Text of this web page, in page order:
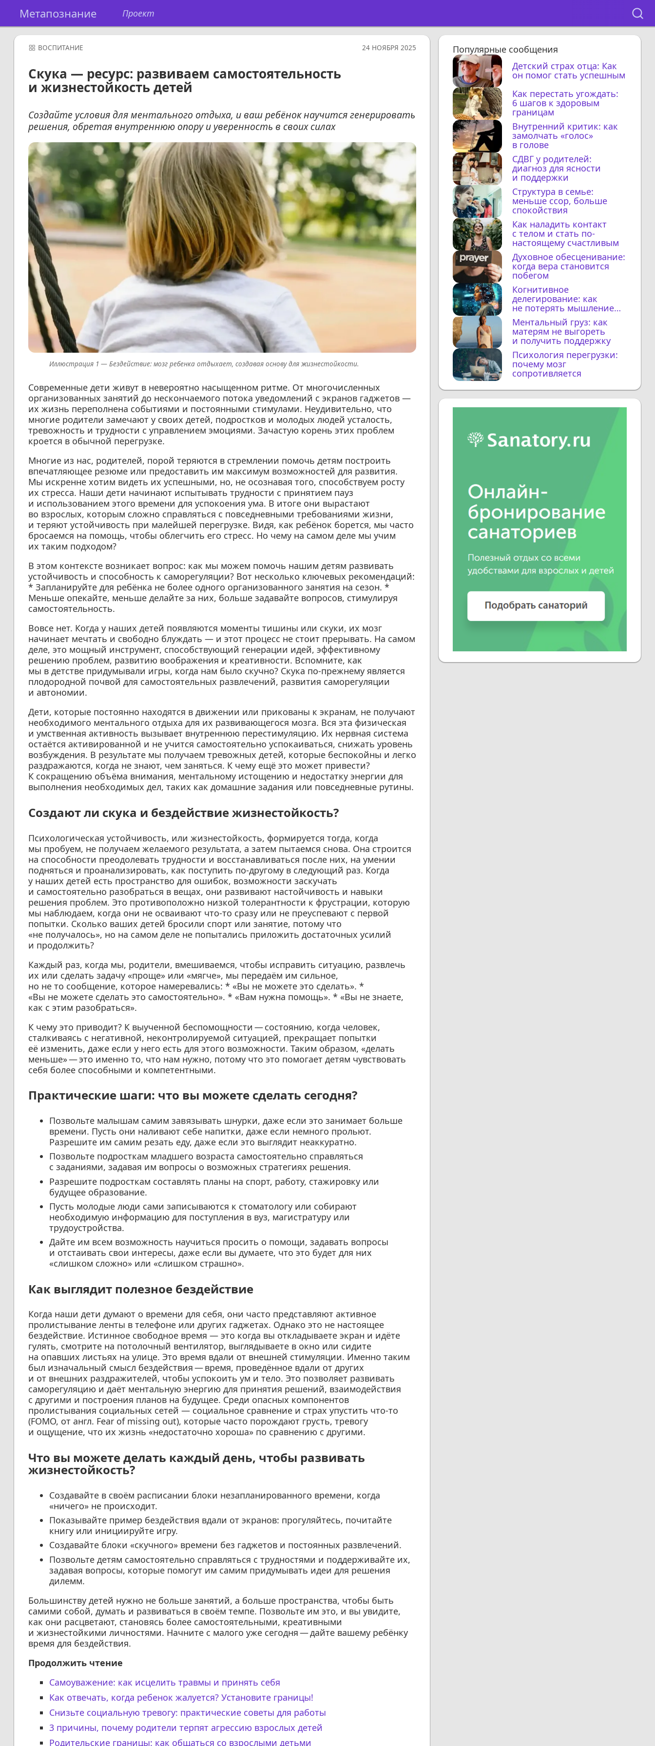
Метапознание Проект
ВОСПИТАНИЕ 24 НОЯБРЯ 2025
Скука — ресурс: развиваем самостоятельность
и жизнестойкость детей
Создайте условия для ментального отдыха, и ваш ребёнок научится генерировать
решения, обретая внутреннюю опору и уверенность в своих силах
Бездействие: мозг ребенка отдыхает, создавая основу для жизнестойкости.
Современные дети живут в невероятно насыщенном ритме. От многочисленных
организованных занятий до нескончаемого потока уведомлений с экранов гаджетов —
их жизнь переполнена событиями и постоянными стимулами. Неудивительно, что
многие родители замечают у своих детей, подростков и молодых людей усталость,
тревожность и трудности с управлением эмоциями. Зачастую корень этих проблем
кроется в обычной перегрузке.
Многие из нас, родителей, порой теряются в стремлении помочь детям построить
впечатляющее резюме или предоставить им максимум возможностей для развития.
Мы искренне хотим видеть их успешными, но, не осознавая того, способствуем росту
их стресса. Наши дети начинают испытывать трудности с принятием пауз
и использованием этого времени для успокоения ума. В итоге они вырастают
во взрослых, которым сложно справляться с повседневными требованиями жизни,
и теряют устойчивость при малейшей перегрузке. Видя, как ребёнок борется, мы часто
бросаемся на помощь, чтобы облегчить его стресс. Но чему на самом деле мы учим
их таким подходом?
В этом контексте возникает вопрос: как мы можем помочь нашим детям развивать
устойчивость и способность к саморегуляции? Вот несколько ключевых рекомендаций:
* Запланируйте для ребёнка не более одного организованного занятия на сезон. *
Меньше опекайте, меньше делайте за них, больше задавайте вопросов, стимулируя
самостоятельность.
Вовсе нет. Когда у наших детей появляются моменты тишины или скуки, их мозг
начинает мечтать и свободно блуждать — и этот процесс не стоит прерывать. На самом
деле, это мощный инструмент, способствующий генерации идей, эффективному
решению проблем, развитию воображения и креативности. Вспомните, как
мы в детстве придумывали игры, когда нам было скучно? Скука по-прежнему является
плодородной почвой для самостоятельных развлечений, развития саморегуляции
и автономии.
Дети, которые постоянно находятся в движении или прикованы к экранам, не получают
необходимого ментального отдыха для их развивающегося мозга. Вся эта физическая
и умственная активность вызывает внутреннюю перестимуляцию. Их нервная система
остаётся активированной и не учится самостоятельно успокаиваться, снижать уровень
возбуждения. В результате мы получаем тревожных детей, которые беспокойны и легко
раздражаются, когда не знают, чем заняться. К чему ещё это может привести?
К сокращению объёма внимания, ментальному истощению и недостатку энергии для
выполнения необходимых дел, таких как домашние задания или повседневные рутины.
Создают ли скука и бездействие жизнестойкость?
Психологическая устойчивость, или жизнестойкость, формируется тогда, когда
мы пробуем, не получаем желаемого результата, а затем пытаемся снова. Она строится
на способности преодолевать трудности и восстанавливаться после них, на умении
подняться и проанализировать, как поступить по-другому в следующий раз. Когда
у наших детей есть пространство для ошибок, возможности заскучать
и самостоятельно разобраться в вещах, они развивают настойчивость и навыки
решения проблем. Это противоположно низкой толерантности к фрустрации, которую
мы наблюдаем, когда они не осваивают что-то сразу или не преуспевают с первой
попытки. Сколько ваших детей бросили спорт или занятие, потому что
«не получалось», но на самом деле не попытались приложить достаточных усилий
и продолжить?
Каждый раз, когда мы, родители, вмешиваемся, чтобы исправить ситуацию, развлечь
их или сделать задачу «проще» или «мягче», мы передаём им сильное,
но не то сообщение, которое намеревались: * «Вы не можете это сделать». *
«Вы не можете сделать это самостоятельно». * «Вам нужна помощь». * «Вы не знаете,
как с этим разобраться».
К чему это приводит? К выученной беспомощности — состоянию, когда человек,
сталкиваясь с негативной, неконтролируемой ситуацией, прекращает попытки
её изменить, даже если у него есть для этого возможности. Таким образом, «делать
меньше» — это именно то, что нам нужно, потому что это помогает детям чувствовать
себя более способными и компетентными.
Практические шаги: что вы можете сделать сегодня?
Позвольте малышам самим завязывать шнурки, даже если это занимает больше
времени. Пусть они наливают себе напитки, даже если немного прольют.
Разрешите им самим резать еду, даже если это выглядит неаккуратно.
Позвольте подросткам младшего возраста самостоятельно справляться
с заданиями, задавая им вопросы о возможных стратегиях решения.
Разрешите подросткам составлять планы на спорт, работу, стажировку или
будущее образование.
Пусть молодые люди сами записываются к стоматологу или собирают
необходимую информацию для поступления в вуз, магистратуру или
трудоустройства.
Дайте им всем возможность научиться просить о помощи, задавать вопросы
и отстаивать свои интересы, даже если вы думаете, что это будет для них
«слишком сложно» или «слишком страшно».
Как выглядит полезное бездействие
Когда наши дети думают о времени для себя, они часто представляют активное
пролистывание ленты в телефоне или других гаджетах. Однако это не настоящее
бездействие. Истинное свободное время — это когда вы откладываете экран и идёте
гулять, смотрите на потолочный вентилятор, выглядываете в окно или сидите
на опавших листьях на улице. Это время вдали от внешней стимуляции. Именно таким
был изначальный смысл бездействия — время, проведённое вдали от других
и от внешних раздражителей, чтобы успокоить ум и тело. Это позволяет развивать
саморегуляцию и даёт ментальную энергию для принятия решений, взаимодействия
с другими и построения планов на будущее. Среди опасных компонентов
пролистывания социальных сетей — социальное сравнение и страх упустить что-то
(FOMO, от англ. Fear of missing out), которые часто порождают грусть, тревогу
и ощущение, что их жизнь «недостаточно хороша» по сравнению с другими.
Что вы можете делать каждый день, чтобы развивать
жизнестойкость?
Создавайте в своём расписании блоки незапланированного времени, когда
«ничего» не происходит.
Показывайте пример бездействия вдали от экранов: прогуляйтесь, почитайте
книгу или инициируйте игру.
Создавайте блоки «скучного» времени без гаджетов и постоянных развлечений.
Позвольте детям самостоятельно справляться с трудностями и поддерживайте их,
задавая вопросы, которые помогут им самим придумывать идеи для решения
дилемм.
Большинству детей нужно не больше занятий, а больше пространства, чтобы быть
самими собой, думать и развиваться в своём темпе. Позвольте им это, и вы увидите,
как они расцветают, становясь более самостоятельными, креативными
и жизнестойкими личностями. Начните с малого уже сегодня — дайте вашему ребёнку
время для бездействия.
Продолжить чтение
Самоуважение: как исцелить травмы и принять себя
Как отвечать, когда ребенок жалуется? Установите границы!
Снизьте социальную тревогу: практические советы для работы
3 причины, почему родители терпят агрессию взрослых детей
Родительские границы: как общаться со взрослыми детьми
Популярные сообщения
Детский страх отца: Как
он помог стать успешным
Как перестать угождать:
6 шагов к здоровым
границам
Внутренний критик: как
замолчать «голос»
в голове
СДВГ у родителей:
диагноз для ясности
и поддержки
Структура в семье:
меньше ссор, больше
спокойствия
Как наладить контакт
с телом и стать по-
настоящему счастливым
Духовное обесценивание:
когда вера становится
побегом
Когнитивное
делегирование: как
не потерять мышление
с ИИ
Ментальный груз: как
матерям не выгореть
и получить поддержку
Психология перегрузки:
почему мозг
сопротивляется